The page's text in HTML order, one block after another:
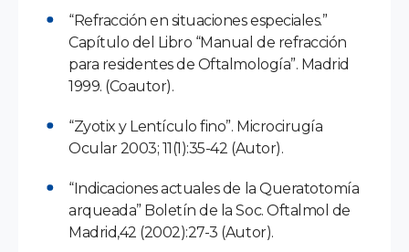
“Refracción en situaciones especiales.”
Capítulo del Libro “Manual de refracción
para residentes de Oftalmología”. Madrid
1999. (Coautor).
“Zyotix y Lentículo fino”. Microcirugía
Ocular 2003; 11(1):35-42 (Autor).
“Indicaciones actuales de la Queratotomía
arqueada” Boletín de la Soc. Oftalmol de
Madrid,42 (2002):27-3 (Autor).